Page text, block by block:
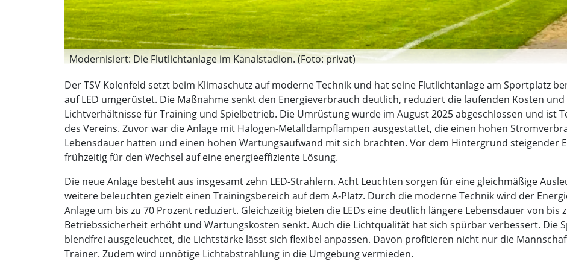
Modernisiert: Die Flutlichtanlage im Kanalstadion. (Foto: privat)
Der TSV Kolenfeld setzt beim Klimaschutz auf moderne Technik und hat seine Flutlichtanlage am Sportplatz
auf LED umgerüstet. Die Maßnahme senkt den Energieverbrauch deutlich, reduziert die laufenden Kosten
Lichtverhältnisse für Training und Spielbetrieb. Die Umrüstung wurde im August 2025 abgeschlossen und ist
des Vereins. Zuvor war die Anlage mit Halogen-Metalldampflampen ausgestattet, die einen hohen
Lebensdauer hatten und einen hohen Wartungsaufwand mit sich brachten. Vor dem Hintergrund steigender
frühzeitig für den Wechsel auf eine energieeffiziente Lösung.
Die neue Anlage besteht aus insgesamt zehn LED-Strahlern. Acht Leuchten sorgen für eine gleichmäßige
weitere beleuchten gezielt einen Trainingsbereich auf dem A‑Platz. Durch die moderne Technik wird der
Anlage um bis zu 70 Prozent reduziert. Gleichzeitig bieten die LEDs eine deutlich längere Lebensdauer von bis
Betriebssicherheit erhöht und Wartungskosten senkt. Auch die Lichtqualität hat sich spürbar verbessert. Die
blendfrei ausgeleuchtet, die Lichtstärke lässt sich flexibel anpassen. Davon profitieren nicht nur die
Trainer. Zudem wird unnötige Lichtabstrahlung in die Umgebung vermieden.